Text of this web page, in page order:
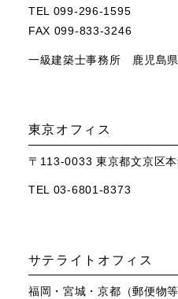
TEL 099-296-1595
FAX 099-833-3246
一級建築士事務所 鹿児島
東京オフィス
〒113-0033 東京都文京区
TEL 03-6801-8373
サテライトオフィス
福岡・宮城・京都（郵便物